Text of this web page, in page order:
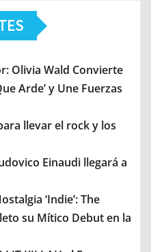
Olivia Wald Convierte
Arde’ y Une Fuerzas
llevar el rock y los
Einaudi llegará a
‘Indie’: The
su Mítico Debut en la